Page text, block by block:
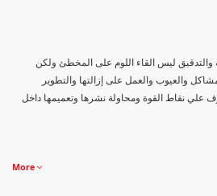
والتدقيق ليس القاء اللوم على المخطئ ولكن
والعيوب والعمل على إزالتها والتطوير
علي نقاط القوة ومحاولة نشرها وتعميمها داخل
More